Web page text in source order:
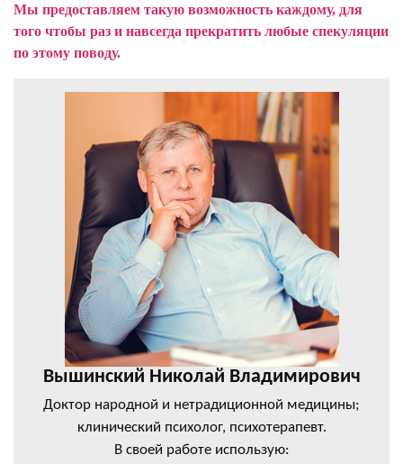
Мы предоставляем такую возможность каждому, для
того чтобы раз и навсегда прекратить любые спекуляции
по этому поводу.
Вышинский Николай Владимирович
Доктор народной и нетрадиционной медицины;
клинический психолог, психотерапевт.
В своей работе использую: